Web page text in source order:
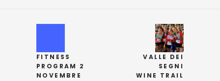
FITNESS
PROGRAM 2
NOVEMBRE
VALLE DEI
SEGNI
WINE TRAIL